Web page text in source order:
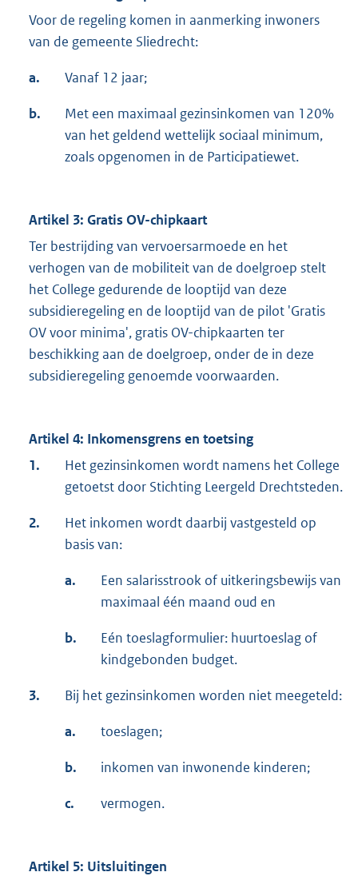
Voor de regeling komen in aanmerking inwoners
van de gemeente Sliedrecht:
a. Vanaf 12 jaar;
b.
Met een maximaal gezinsinkomen van 120%
van het geldend wettelijk sociaal minimum,
zoals opgenomen in de Participatiewet.
Artikel 3: Gratis OV-chipkaart
Ter bestrijding van vervoersarmoede en het
verhogen van de mobiliteit van de doelgroep stelt
het College gedurende de looptijd van deze
subsidieregeling en de looptijd van de pilot 'Gratis
OV voor minima', gratis OV-chipkaarten ter
beschikking aan de doelgroep, onder de in deze
subsidieregeling genoemde voorwaarden.
Artikel 4: Inkomensgrens en toetsing
1.
Het gezinsinkomen wordt namens het College
getoetst door Stichting Leergeld Drechtsteden.
2.
Het inkomen wordt daarbij vastgesteld op
basis van:
a.
Een salarisstrook of uitkeringsbewijs van
maximaal één maand oud en
b.
Eén toeslagformulier: huurtoeslag of
kindgebonden budget.
3. Bij het gezinsinkomen worden niet meegeteld:
a. toeslagen;
b. inkomen van inwonende kinderen;
c. vermogen.
Artikel 5: Uitsluitingen